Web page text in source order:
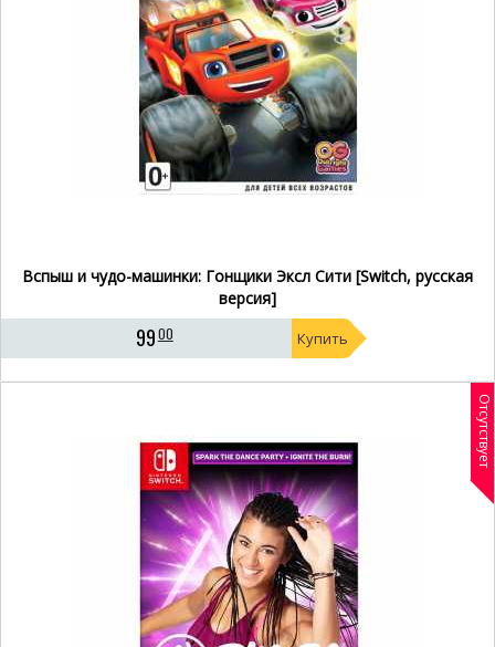
Вспыш и чудо-машинки: Гонщики Эксл Сити [Switch, русская
версия]
9900 Купить
Отсутствует